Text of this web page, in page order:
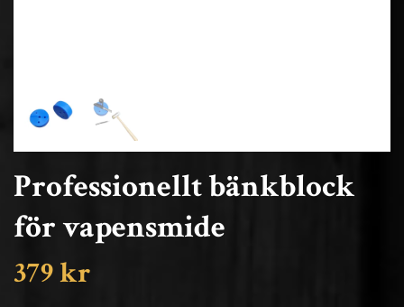
Professionellt bänkblock
för vapensmide
379 kr